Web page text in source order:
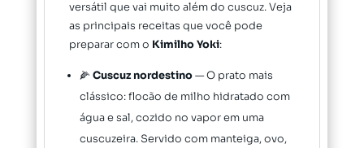
versátil que vai muito além do cuscuz. Veja
as principais receitas que você pode
preparar com o Kimilho Yoki:
🌽 Cuscuz nordestino— O prato mais
clássico: flocão de milho hidratado com
água e sal, cozido no vapor em uma
cuscuzeira. Servido com manteiga, ovo,